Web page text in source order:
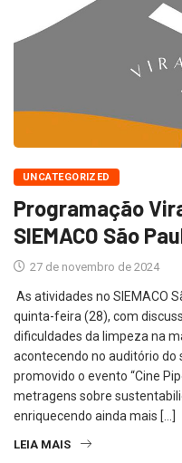
UNCATEGORIZED
Programação
SIEMACO São
27 de novembro de 2024
As atividades no SIEMACO
quinta-feira (28), com
dificuldades da limpeza na
acontecendo no auditório do
promovido o evento “Cine
metragens sobre
enriquecendo ainda mais […]
LEIA MAIS